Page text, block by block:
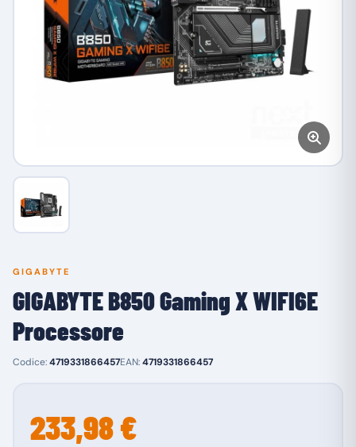
GIGABYTE
GIGABYTE B850 Gaming X WIFI6E
Processore
Codice:4719331866457EAN:4719331866457
233,98 €